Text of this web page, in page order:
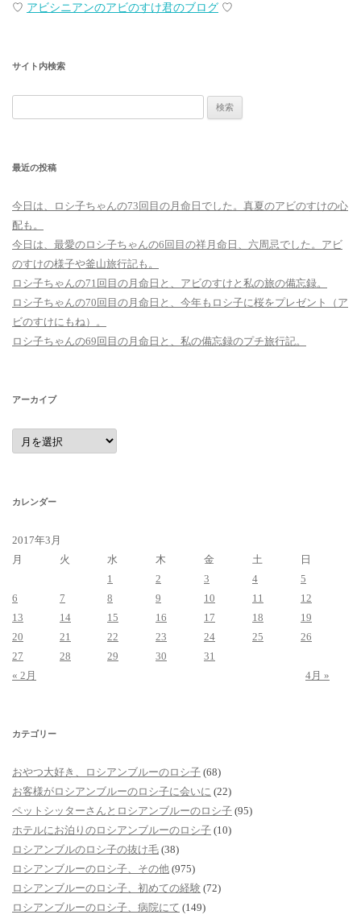
♡ アビシニアンのアビのすけ君のブログ ♡
サイト内検索
索:
最近の投稿
今日は、ロシ子ちゃんの73回目の月命日でした。真夏のアビのすけの心
配も。
今日は、最愛のロシ子ちゃんの6回目の祥月命日、六周忌でした。アビ
のすけの様子や釜山旅行記も。
ロシ子ちゃんの71回目の月命日と、アビのすけと私の旅の備忘録。
ロシ子ちゃんの70回目の月命日と、今年もロシ子に桜をプレゼント（ア
ビのすけにもね）。
ロシ子ちゃんの69回目の月命日と、私の備忘録のプチ旅行記。
アーカイブ
ア
ー
カ
カレンダー
2017年3月
月
火 水 木 金 土
日
1
2 3 4
5
6
7 8 9 10 11
12
13
14 15 16 17 18
19
20
21 22 23 24 25
26
27
28 29 30
31
« 2月
4月 »
カテゴリー
おやつ大好き、ロシアンブルーのロシ子 (68)
お客様がロシアンブルーのロシ子に会いに (22)
ペットシッターさんとロシアンブルーのロシ子 (95)
ホテルにお泊りのロシアンブルーのロシ子 (10)
ロシアンブルのロシ子の抜け毛 (38)
ロシアンブルーのロシ子、その他 (975)
ロシアンブルーのロシ子、初めての経験 (72)
ロシアンブルーのロシ子、病院にて (149)